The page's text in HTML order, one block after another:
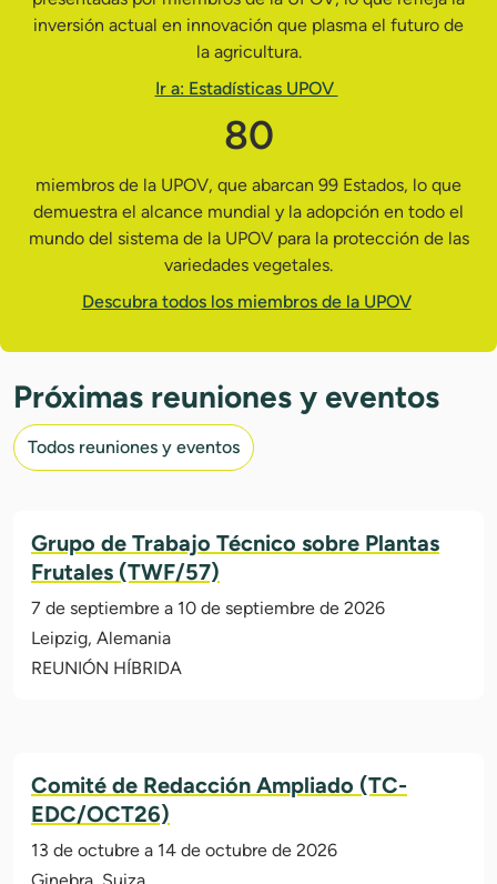
inversión actual en innovación que plasma el futuro de
la agricultura.
Ir a: Estadísticas UPOV
80
miembros de la UPOV, que abarcan 99 Estados, lo que
demuestra el alcance mundial y la adopción en todo el
mundo del sistema de la UPOV para la protección de las
variedades vegetales.
Descubra todos los miembros de la UPOV
Próximas reuniones y eventos
Todos reuniones y eventos
Grupo de Trabajo Técnico sobre Plantas
Frutales (TWF/57)
7 de septiembre a 10 de septiembre de 2026
Leipzig, Alemania
REUNIÓN HÍBRIDA
Comité de Redacción Ampliado (TC-
EDC/OCT26)
13 de octubre a 14 de octubre de 2026